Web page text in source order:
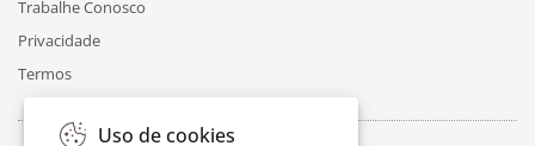
Trabalhe Conosco
Privacidade
Termos
Uso de cookies